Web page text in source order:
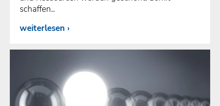
schaffen..
weiterlesen